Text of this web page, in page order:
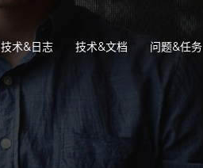
技术&日志 技术&文档 问题&任务